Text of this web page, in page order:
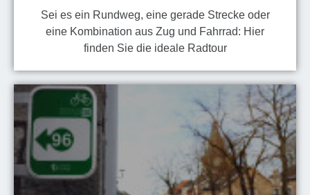
Sei es ein Rundweg, eine gerade Strecke oder
eine Kombination aus Zug und Fahrrad: Hier
finden Sie die ideale Radtour